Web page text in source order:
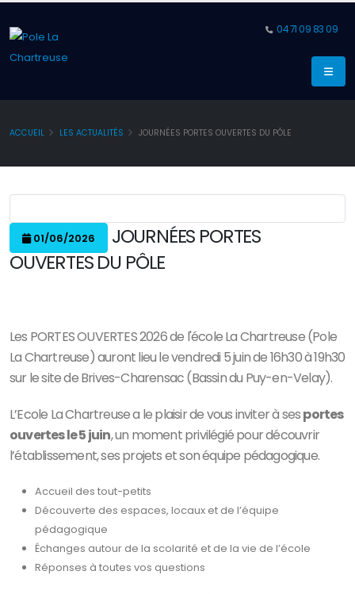
04 71 09 83 09
ACCUEIL LES ACTUALITÉS JOURNÉES PORTES OUVERTES DU PÔLE
01/06/2026
JOURNÉES PORTES
OUVERTES DU PÔLE
Les PORTES OUVERTES 2026 de l'école La Chartreuse (Pole
La Chartreuse) auront lieu le vendredi 5 juin de 16h30 à 19h30
sur le site de Brives-Charensac (Bassin du Puy-en-Velay).
L’Ecole La Chartreuse a le plaisir de vous inviter à sesportes
ouvertes le 5 juin, un moment privilégié pour découvrir
l’établissement, ses projets et son équipe pédagogique.
Accueil des tout-petits
Découverte des espaces, locaux et de l’équipe
pédagogique
Échanges autour de la scolarité et de la vie de l’école
Réponses à toutes vos questions